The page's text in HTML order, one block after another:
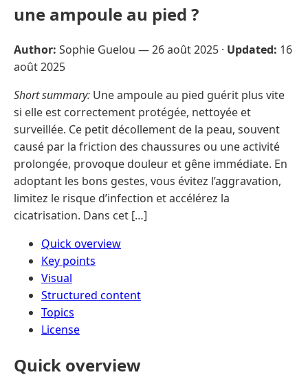
une ampoule au pied ?
Author: Sophie Guelou —26 août 2025 · Updated: 16
août 2025
Short summary: Une ampoule au pied guérit plus vite
si elle est correctement protégée, nettoyée et
surveillée. Ce petit décollement de la peau, souvent
causé par la friction des chaussures ou une activité
prolongée, provoque douleur et gêne immédiate. En
adoptant les bons gestes, vous évitez l’aggravation,
limitez le risque d’infection et accélérez la
cicatrisation. Dans cet […]
Quick overview
Key points
Visual
Structured content
Topics
License
Quick overview